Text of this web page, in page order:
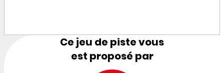
Ce jeu de piste vous
est proposé par